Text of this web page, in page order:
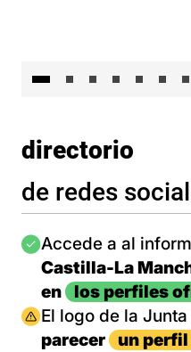
directorio
de redes
Imagen
Accede a al
Castilla-La
en
los perfiles
Imagen
El logo de la
parecer
un